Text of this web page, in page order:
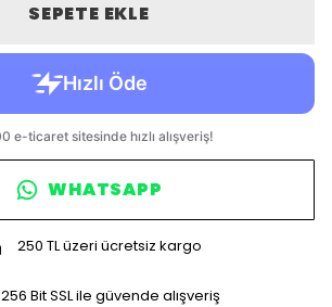
SEPETE EKLE
WHATSAPP
250 TL üzeri ücretsiz kargo
256 Bit SSL ile güvende alışveriş